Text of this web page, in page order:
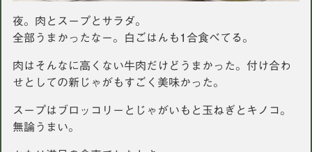
夜。肉とスープとサラダ。
全部うまかったなー。白ごはんも1合食べてる。
肉はそんなに高くない牛肉だけどうまかった。付け合わ
せとしての新じゃがもすごく美味かった。
スープはブロッコリーとじゃがいもと玉ねぎとキノコ。
無論うまい。